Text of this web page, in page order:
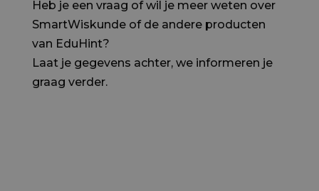
Heb je een vraag of wil je meer weten over
SmartWiskunde of de andere producten
van EduHint?
Laat je gegevens achter, we informeren je
graag verder.